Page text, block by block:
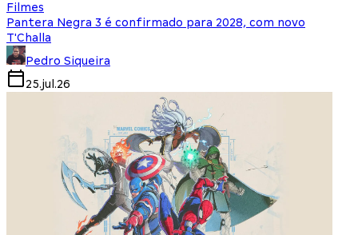
Filmes
Pantera Negra 3 é confirmado para 2028, com novo
T'Challa
Pedro Siqueira
25.jul.26